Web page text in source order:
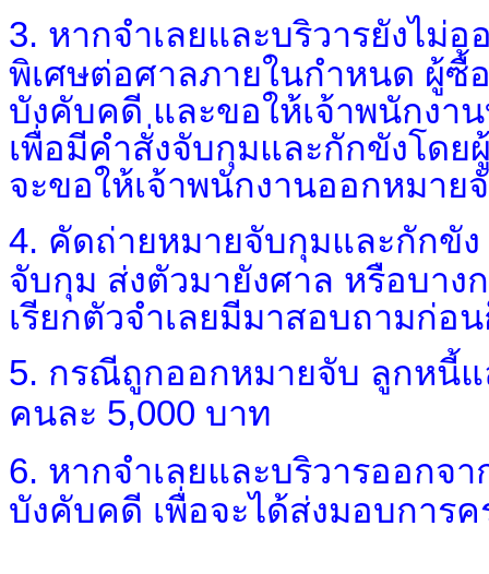
3. หากจำเลยและบริวารยังไม่
พิเศษต่อศาลภายในกำหนด ผู้ซื้
บังคับคดี และขอให้เจ้าพนักงา
เพื่อมีคำสั่งจับกุมและกักขังโดย
จะขอให้เจ้าพนักงานออกหมาย
4. คัดถ่ายหมายจับกุมและกักขัง
จับกุม ส่งตัวมายังศาล หรือบา
เรียกตัวจำเลยมีมาสอบถามก่อ
5. กรณีถูกออกหมายจับ ลูกหนี้แ
คนละ 5,000 บาท
6. หากจำเลยและบริวารออกจ
บังคับคดี เพื่อจะได้ส่งมอบการ